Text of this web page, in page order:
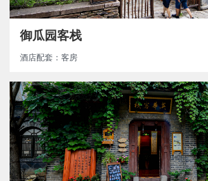
御瓜园客栈
酒店配套：客房